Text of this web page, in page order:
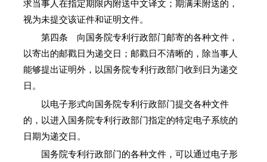
求当事人在指定期限内附送中文译文；期满未附送的，
视为未提交该证件和证明文件。
第四条 向国务院专利行政部门邮寄的各种文件，
以寄出的邮戳日为递交日；邮戳日不清晰的，除当事人
能够提出证明外，以国务院专利行政部门收到日为递交
日。
以电子形式向国务院专利行政部门提交各种文件
的，以进入国务院专利行政部门指定的特定电子系统的
日期为递交日。
国务院专利行政部门的各种文件，可以通过电子形